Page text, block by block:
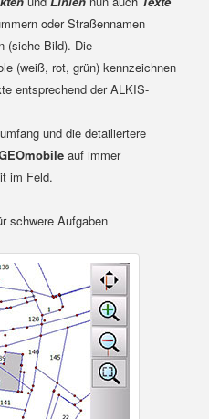
oder Straßennamen
(siehe Bild). Die
(weiß, rot, grün) kennzeichnen
entsprechend der ALKIS-
und die detailiertere
auf immer
im Feld.
schwere Aufgaben